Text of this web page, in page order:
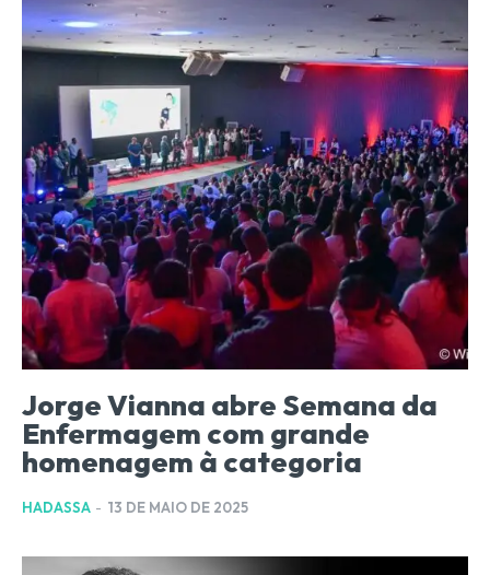
Jorge Vianna abre Semana da
Enfermagem com grande
homenagem à categoria
HADASSA - 13 DE MAIO DE 2025